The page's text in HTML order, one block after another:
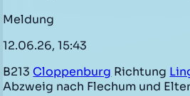
Meldung
12.06.26, 15:43
B213 Cloppenburg Richtung
Abzweig nach Flechum und